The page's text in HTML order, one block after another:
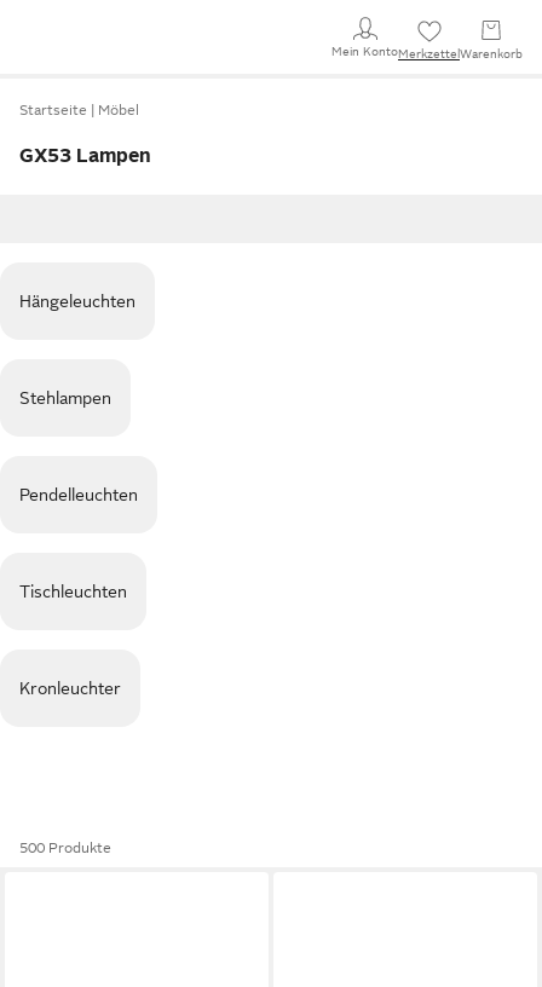
Mein KontoMerkzettel Warenkorb
Startseite Möbel
GX53 Lampen
Hängeleuchten
Stehlampen
Pendelleuchten
Tischleuchten
Kronleuchter
500 Produkte